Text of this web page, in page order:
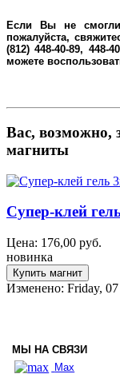
Если Вы не
пожалуйста,
(812) 448-40-89, 448-
можете
Вас, возможно,
магниты
Супер-клей
Цена: 176,00 руб.
новинка
Изменено: Friday,
МЫ НА СВЯЗИ
Max